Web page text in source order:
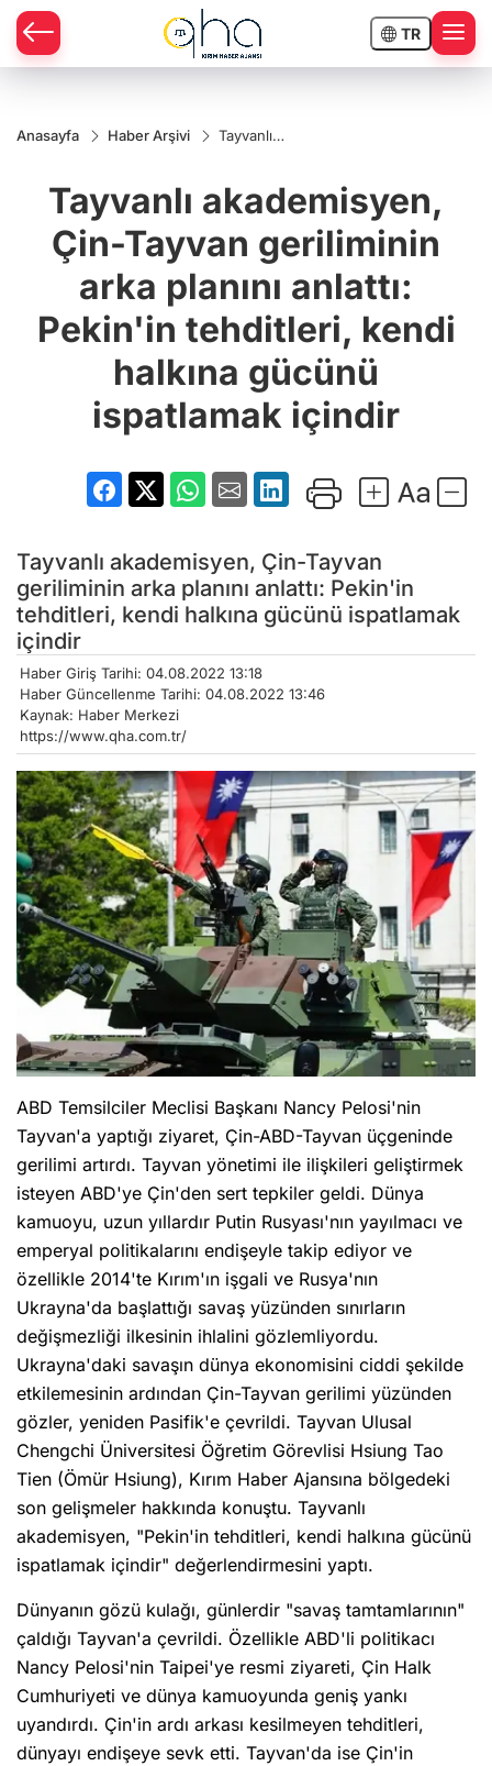
TR
Anasayfa Haber Arşivi
Tayvanlı
geriliminin
arka planını
Pekin'in
tehditleri,
kendi halkına
ispatlamak
içindir
Tayvanlı akademisyen,
Çin-Tayvan geriliminin
arka planını anlattı:
Pekin'in tehditleri, kendi
halkına gücünü
ispatlamak içindir
Tayvanlı akademisyen, Çin-Tayvan
geriliminin arka planını anlattı: Pekin'in
tehditleri, kendi halkına gücünü ispatlamak
içindir
Haber Giriş Tarihi: 04.08.2022 13:18
Haber Güncellenme Tarihi: 04.08.2022 13:46
Kaynak: Haber Merkezi
https://www.qha.com.tr/
ABD Temsilciler Meclisi Başkanı Nancy Pelosi'nin
Tayvan'a yaptığı ziyaret, Çin-ABD-Tayvan üçgeninde
gerilimi artırdı. Tayvan yönetimi ile ilişkileri geliştirmek
isteyen ABD'ye Çin'den sert tepkiler geldi. Dünya
kamuoyu, uzun yıllardır Putin Rusyası'nın yayılmacı ve
emperyal politikalarını endişeyle takip ediyor ve
özellikle 2014'te Kırım'ın işgali ve Rusya'nın
Ukrayna'da başlattığı savaş yüzünden sınırların
değişmezliği ilkesinin ihlalini gözlemliyordu.
Ukrayna'daki savaşın dünya ekonomisini ciddi şekilde
etkilemesinin ardından Çin-Tayvan gerilimi yüzünden
gözler, yeniden Pasifik'e çevrildi. Tayvan Ulusal
Chengchi Üniversitesi Öğretim Görevlisi Hsiung Tao
Tien (Ömür Hsiung), Kırım Haber Ajansına bölgedeki
son gelişmeler hakkında konuştu. Tayvanlı
akademisyen, "Pekin'in tehditleri, kendi halkına gücünü
ispatlamak içindir" değerlendirmesini yaptı.
Dünyanın gözü kulağı, günlerdir "savaş tamtamlarının"
çaldığı Tayvan'a çevrildi. Özellikle ABD'li politikacı
Nancy Pelosi'nin Taipei'ye resmi ziyareti, Çin Halk
Cumhuriyeti ve dünya kamuoyunda geniş yankı
uyandırdı. Çin'in ardı arkası kesilmeyen tehditleri,
dünyayı endişeye sevk etti. Tayvan'da ise Çin'in